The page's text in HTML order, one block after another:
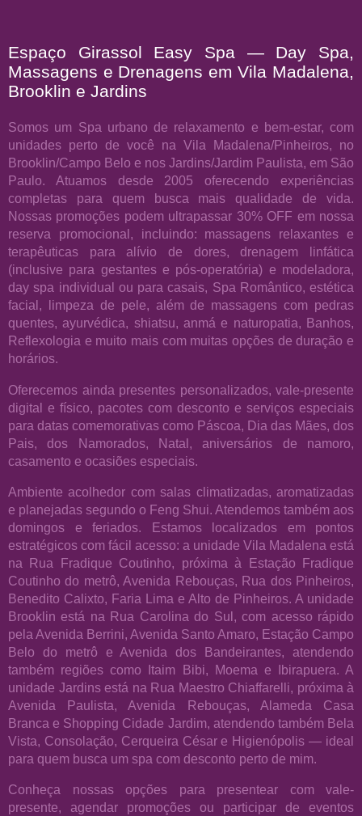
Espaço Girassol Easy Spa — Day Spa,
Massagens e Drenagens em Vila Madalena,
Brooklin e Jardins
Somos um Spa urbano de relaxamento e bem-estar, com
unidades perto de você na Vila Madalena/Pinheiros, no
Brooklin/Campo Belo e nos Jardins/Jardim Paulista, em São
Paulo. Atuamos desde 2005 oferecendo experiências
completas para quem busca mais qualidade de vida.
Nossas promoções podem ultrapassar 30% OFF em nossa
reserva promocional, incluindo: massagens relaxantes e
terapêuticas para alívio de dores, drenagem linfática
(inclusive para gestantes e pós-operatória) e modeladora,
day spa individual ou para casais, Spa Romântico, estética
facial, limpeza de pele, além de massagens com pedras
quentes, ayurvédica, shiatsu, anmá e naturopatia, Banhos,
Reflexologia e muito mais com muitas opções de duração e
horários.
Oferecemos ainda presentes personalizados, vale-presente
digital e físico, pacotes com desconto e serviços especiais
para datas comemorativas como Páscoa, Dia das Mães, dos
Pais, dos Namorados, Natal, aniversários de namoro,
casamento e ocasiões especiais.
Ambiente acolhedor com salas climatizadas, aromatizadas
e planejadas segundo o Feng Shui. Atendemos também aos
domingos e feriados. Estamos localizados em pontos
estratégicos com fácil acesso: a unidade Vila Madalena está
na Rua Fradique Coutinho, próxima à Estação Fradique
Coutinho do metrô, Avenida Rebouças, Rua dos Pinheiros,
Benedito Calixto, Faria Lima e Alto de Pinheiros. A unidade
Brooklin está na Rua Carolina do Sul, com acesso rápido
pela Avenida Berrini, Avenida Santo Amaro, Estação Campo
Belo do metrô e Avenida dos Bandeirantes, atendendo
também regiões como Itaim Bibi, Moema e Ibirapuera. A
unidade Jardins está na Rua Maestro Chiaffarelli, próxima à
Avenida Paulista, Avenida Rebouças, Alameda Casa
Branca e Shopping Cidade Jardim, atendendo também Bela
Vista, Consolação, Cerqueira César e Higienópolis — ideal
para quem busca um spa com desconto perto de mim.
Conheça nossas opções para presentear com vale-
presente, agendar promoções ou participar de eventos